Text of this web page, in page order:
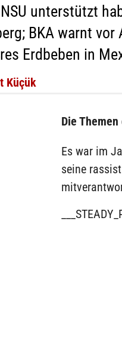
unterstützt
BKA warnt
Erdbeben in
Küçük
Die
Es war im
seine